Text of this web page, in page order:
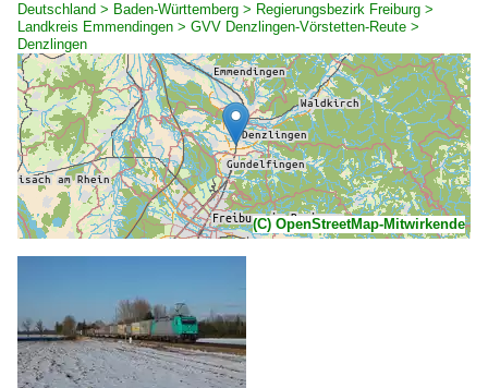
Deutschland > Baden-Württemberg > Regierungsbezirk Freiburg >
Landkreis Emmendingen > GVV Denzlingen-Vörstetten-Reute >
Denzlingen
(C) OpenStreetMap-Mitwirkende